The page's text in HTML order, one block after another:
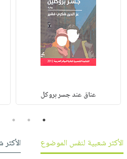
عناق عند جسر بروكل
1
2
3
الأكثر شعبية لنفس الموضوع